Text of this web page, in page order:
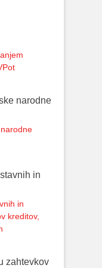
narodne
in
in
kreditov,
zahtevkov